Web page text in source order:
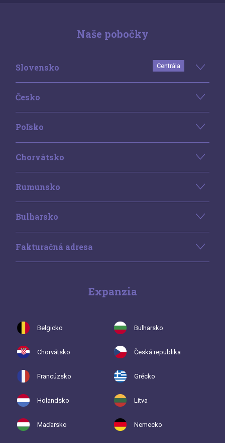
Naše pobočky
Slovensko Centrála
Česko
Poľsko
Chorvátsko
Rumunsko
Bulharsko
Fakturačná adresa
Expanzia
Belgicko Bulharsko
Chorvátsko Česká republika
Francúzsko Grécko
Holandsko Litva
Maďarsko Nemecko